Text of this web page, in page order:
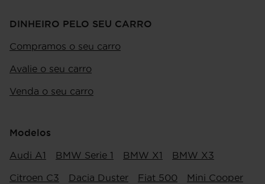
DINHEIRO PELO SEU CARRO
Compramos o seu carro
Avalie o seu carro
Venda o seu carro
Modelos
Audi A1 BMW Serie 1 BMW X1 BMW X3
Citroen C3 Dacia Duster Fiat 500 Mini Cooper